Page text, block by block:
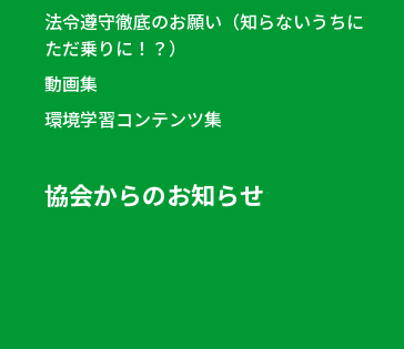
法令遵守徹底のお願い（知らないうちに
ただ乗りに！？）
動画集
環境学習コンテンツ集
協会からのお知らせ